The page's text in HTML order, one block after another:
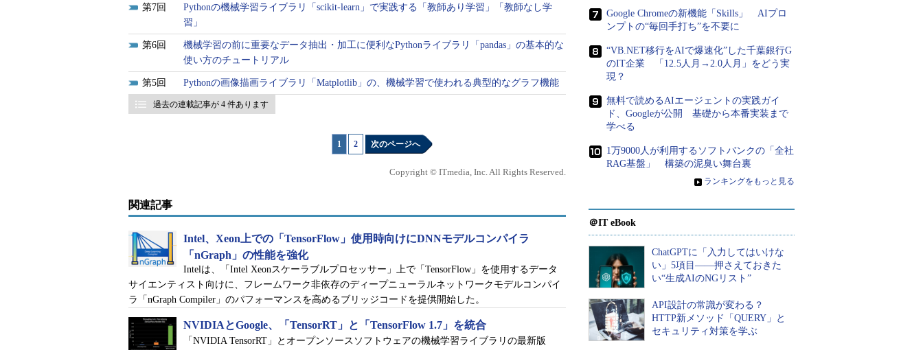
Gensim
Gensimには、さまざまなアルゴリズムが含まれていますが、本稿では「潜在的ディリ
3.x系であるとします。
オープンなデータセット「Reuters-21578」
自然言語処理の実験ではよく使われるオープンなデータセットとして、「Reuters-
21578」があります。Reutersの古い金融関連ニュース記事を集めたものです。研究目的に
限って自由に使っていいことになっています。
7
Pythonの機械学習ライブラリ「scikit-learn」で実践する「教師あり学習」「教師なし学
習」
6
機械学習の前に重要なデータ抽出・加工に便利なPythonライブラリ「pandas」の基本的な
使い方のチュートリアル
5 Pythonの画像描画ライブラリ「Matplotlib」の、機械学習で使われる典型的なグラフ機能
過去の連載記事が 4 件あります
1 2 次のページへ
Copyright © ITmedia, Inc. All Rights Reserved.
関連記事
Intel、Xeon上での「TensorFlow」使用時向けにDNNモデルコンパイラ
「nGraph」の性能を強化
Intelは、「Intel Xeonスケーラブルプロセッサー」上で「TensorFlow」を使用するデータ
サイエンティスト向けに、フレームワーク非依存のディープニューラルネットワークモデルコンパイ
ラ「nGraph Compiler」のパフォーマンスを高めるブリッジコードを提供開始した。
NVIDIAとGoogle、「TensorRT」と「TensorFlow 1.7」を統合
「NVIDIA TensorRT」とオープンソースソフトウェアの機械学習ライブラリの最新版
Google Chromeの新機能「Skills」 AIプロ
ンプトの“毎回手打ち”を不要に
“VB.NET移行をAIで爆速化”した千葉銀行G
のIT企業 「12.5人月→2.0人月」をどう実
現？
無料で読めるAIエージェントの実践ガイ
ド、Googleが公開 基礎から本番実装まで
学べる
1万9000人が利用するソフトバンクの「全社
RAG基盤」 構築の泥臭い舞台裏
» ランキングをもっと見る
＠IT eBook
ChatGPTに「入力してはいけな
い」5項目――押さえておきた
い“生成AIのNGリスト”
API設計の常識が変わる？
HTTP新メソッド「QUERY」と
セキュリティ対策を学ぶ